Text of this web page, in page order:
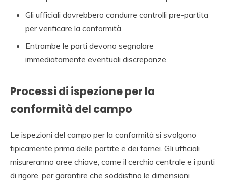
Gli ufficiali dovrebbero condurre controlli pre-partita
per verificare la conformità.
Entrambe le parti devono segnalare
immediatamente eventuali discrepanze.
Processi di ispezione per la
conformità del campo
Le ispezioni del campo per la conformità si svolgono
tipicamente prima delle partite e dei tornei. Gli ufficiali
misureranno aree chiave, come il cerchio centrale e i punti
di rigore, per garantire che soddisfino le dimensioni